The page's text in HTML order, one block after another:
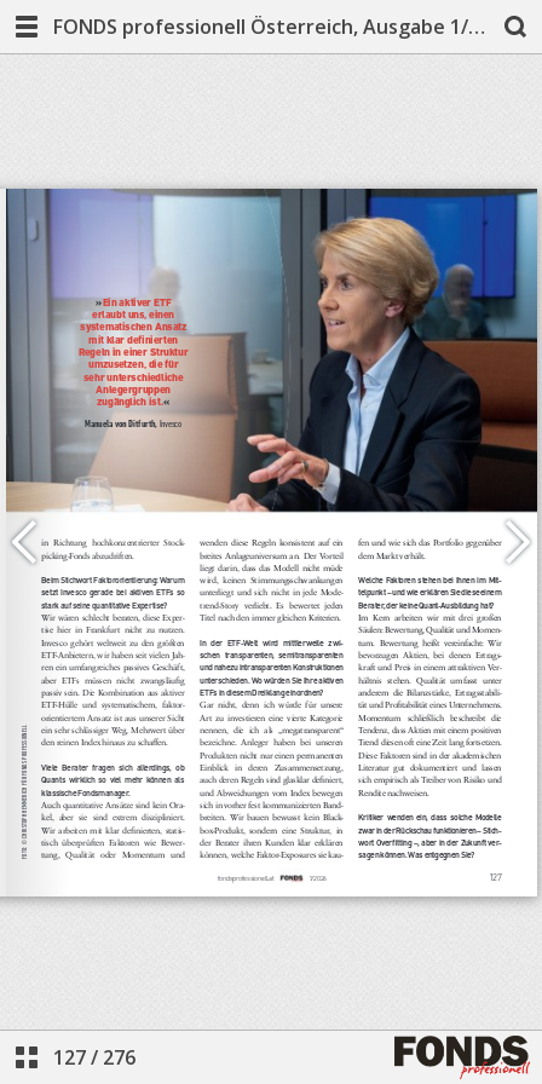
FONDS professionell Österreich, Ausgabe 1/2026
127/ 276